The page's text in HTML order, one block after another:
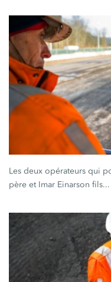
Les deux opérateurs qui
père et Imar Einarson fils...